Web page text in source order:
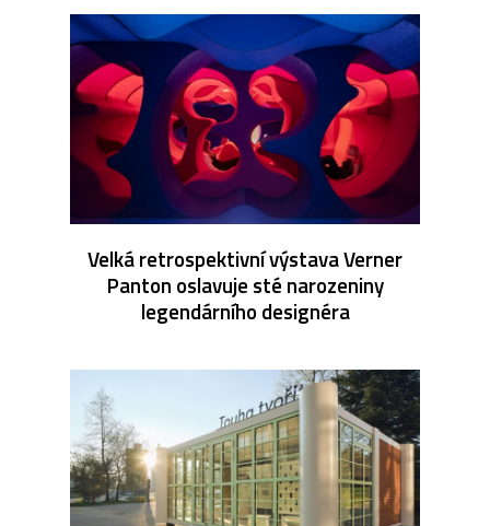
Velká retrospektivní výstava Verner
Panton oslavuje sté narozeniny
legendárního designéra